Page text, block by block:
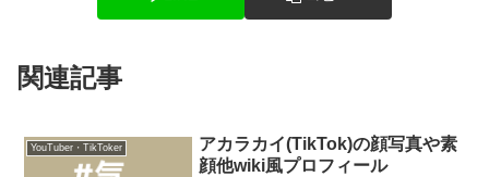
関連記事
YouTuber・TikToker
アカラカイ(TikTok)の顔写真や素
顔他wiki風プロフィール